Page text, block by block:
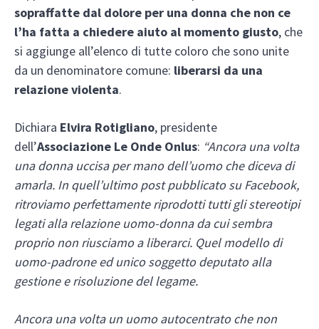
sopraffatte dal dolore per una donna che non ce
l’ha fatta a chiedere aiuto al momento giusto, che
si aggiunge all’elenco di tutte coloro che sono unite
da un denominatore comune: liberarsi da una
relazione violenta.
Dichiara Elvira Rotigliano, presidente
dell’Associazione Le Onde Onlus: “Ancora una volta
una donna uccisa per mano dell’uomo che diceva di
amarla. In quell’ultimo post pubblicato su Facebook,
ritroviamo perfettamente riprodotti tutti gli stereotipi
legati alla relazione uomo-donna da cui sembra
proprio non riusciamo a liberarci. Quel modello di
uomo-padrone ed unico soggetto deputato alla
gestione e risoluzione del legame.
Ancora una volta un uomo autocentrato che non